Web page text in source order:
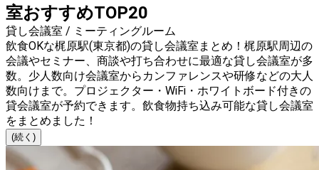
室おすすめTOP20
貸し会議室 / ミーティングルーム
飲食OKな梶原駅(東京都)の貸し会議室まとめ！梶原駅周辺の
会議やセミナー、商談や打ち合わせに最適な貸し会議室が多
数。少人数向け会議室からカンファレンスや研修などの大人
数向けまで。プロジェクター・WiFi・ホワイトボード付きの
貸会議室が予約できます。飲食物持ち込み可能な貸し会議室
をまとめました！
(続く)